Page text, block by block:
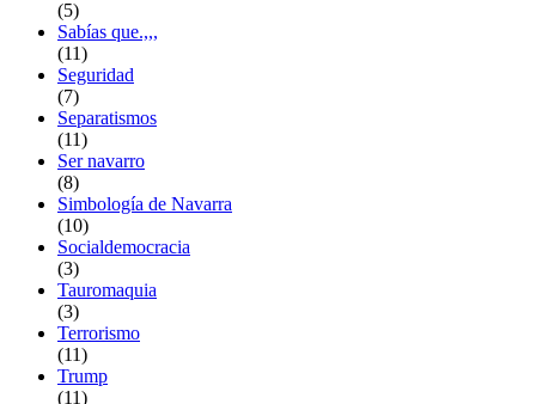
(5)
Sabías que.,,,
(11)
Seguridad
(7)
Separatismos
(11)
Ser navarro
(8)
Simbología de Navarra
(10)
Socialdemocracia
(3)
Tauromaquia
(3)
Terrorismo
(11)
Trump
(11)